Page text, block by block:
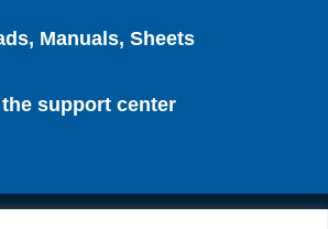
Manuals, Sheets
support center